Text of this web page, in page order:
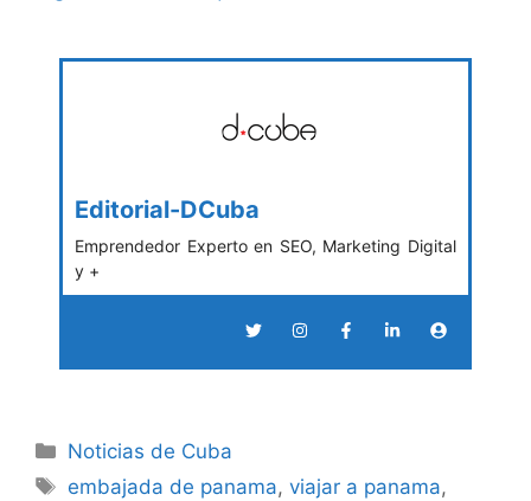
Editorial-DCuba
Emprendedor Experto en SEO, Marketing Digital
y +
Categories
Noticias de Cuba
Tags
embajada de panama,viajar a panama,